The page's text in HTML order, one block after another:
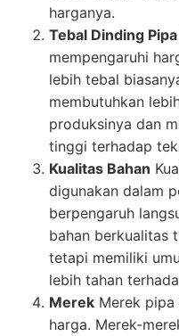
harganya.
Tebal Dinding Pipa
mempengaruhi
lebih tebal
membutuhkan
produksinya dan
tinggi terhadap
Kualitas Bahan
digunakan dalam
berpengaruh
bahan berkualitas
tetapi memiliki
lebih tahan
Merek Merek pipa
harga. Merek-